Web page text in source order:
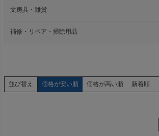
文房具・雑貨
補修・リペア・掃除用品
並び替え 価格が安い順 価格が高い順 新着順